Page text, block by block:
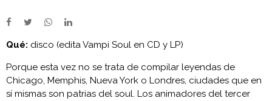
Qué: disco (edita Vampi Soul en CD y LP)
Porque esta vez no se trata de compilar leyendas de
Chicago, Memphis, Nueva York o Londres, ciudades que en
sí mismas son patrias del soul. Los animadores del tercer